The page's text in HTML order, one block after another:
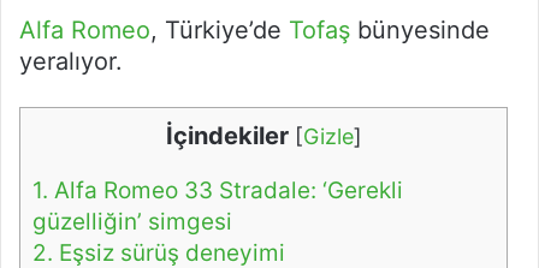
Alfa Romeo, Türkiye’de Tofaş bünyesinde
yeralıyor.
İçindekiler [Gizle]
1. Alfa Romeo 33 Stradale: ‘Gerekli
güzelliğin’ simgesi
2. Eşsiz sürüş deneyimi